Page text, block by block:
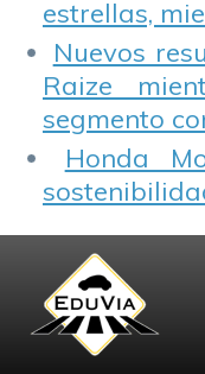
estrellas,
Nuevos
Raize
segmento
Honda